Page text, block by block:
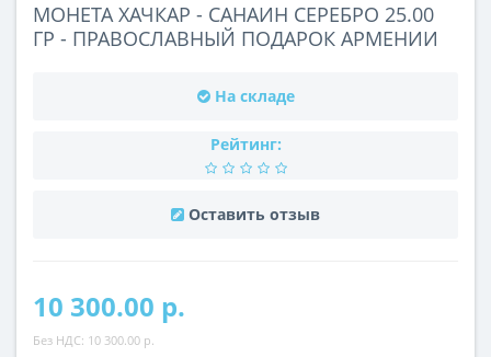
МОНЕТА ХАЧКАР - САНАИН СЕРЕБРО 25.00
ГР - ПРАВОСЛАВНЫЙ ПОДАРОК АРМЕНИИ
На складе
Рейтинг:
Оставить отзыв
10 300.00 р.
Без НДС: 10 300.00 р.